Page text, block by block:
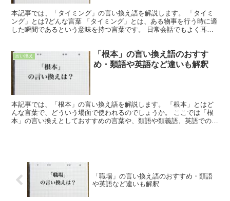
本記事では、「タイミング」の言い換え語を解説します。 「タイミ
ング」とは?どんな言葉 「タイミング」とは、ある物事を行う時に適
した瞬間であるという意味を持つ言葉です。 日常会話でもよく耳す
言い換え
「根本」の言い換え語のおすす
め・類語や英語など違いも解釈
本記事では、「根本」の言い換え語を解説します。 「根本」とはど
んな言葉で、どういう場面で使われるのでしょうか。 ここでは「根
本」の言い換えとしておすすめの言葉や、類語や類義語、英語での言
「職場」の言い換え語のおすすめ・類語
や英語など違いも解釈